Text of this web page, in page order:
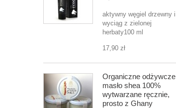
aktywny węgiel drzewny i
wyciąg z zielonej
herbaty100 ml
17,90 zł
Organiczne odżywcze
masło shea 100%
wytwarzane ręcznie,
prosto z Ghany